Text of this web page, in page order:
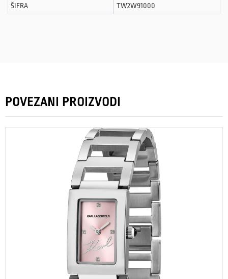
ŠIFRA TW2W91000
POVEZANI PROIZVODI